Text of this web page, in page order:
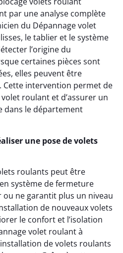
par une analyse complète
du Dépannage volet
le tablier et le système
l’origine du
certaines pièces sont
elles peuvent être
Cette intervention permet de
roulant et d’assurer un
dans le département
une pose de volets
roulants peut être
système de fermeture
ne garantit plus un niveau
de nouveaux volets
le confort et l’isolation
volet roulant à
de volets roulants